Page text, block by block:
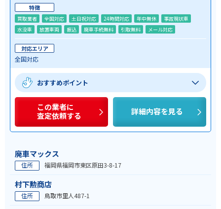
特徴
買取業者 全国対応 土日祝対応 24時間対応 年中無休
事故現状車
水没車
放置車両 振込 廃車手続無料 引取無料 メール対応
対応エリア
全国対応
おすすめポイント
この業者に
査定依頼する
詳細内容を見る
廃車マックス
住所 福岡県福岡市東区原田3-8-17
村下勲商店
住所 鳥取市里人487-1